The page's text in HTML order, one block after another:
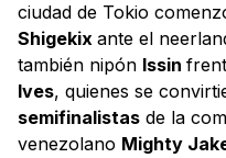
ciudad de Tokio
Shigekix ante el
también nipón Issin
Ives, quienes se
semifinalistas de la
venezolano Mighty